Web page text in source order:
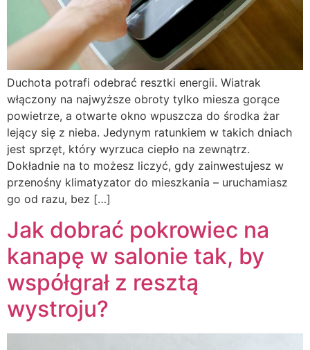
Duchota potrafi odebrać resztki energii. Wiatrak
włączony na najwyższe obroty tylko miesza gorące
powietrze, a otwarte okno wpuszcza do środka żar
lejący się z nieba. Jedynym ratunkiem w takich dniach
jest sprzęt, który wyrzuca ciepło na zewnątrz.
Dokładnie na to możesz liczyć, gdy zainwestujesz w
przenośny klimatyzator do mieszkania – uruchamiasz
go od razu, bez […]
Jak dobrać pokrowiec na
kanapę w salonie tak, by
współgrał z resztą
wystroju?